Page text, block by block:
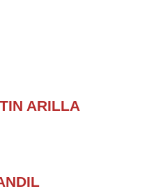
ARILLA